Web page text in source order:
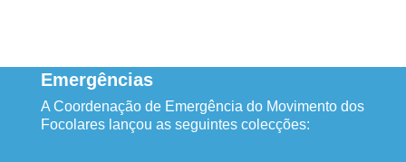
Emergências
A Coordenação de Emergência do Movimento dos
Focolares lançou as seguintes colecções: